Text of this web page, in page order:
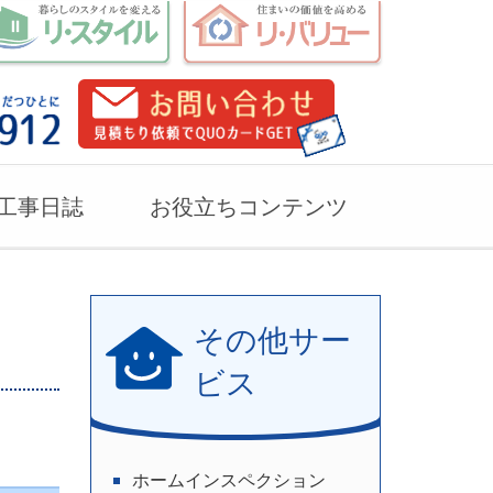
事日誌 お役立ちコンテンツ
その他サー
ビス
ホームインスペクション